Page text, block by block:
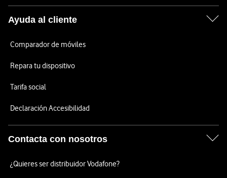
Ayuda al cliente
Comparador de móviles
Repara tu dispositivo
Tarifa social
Declaración Accesibilidad
Contacta con nosotros
¿Quieres ser distribuidor Vodafone?